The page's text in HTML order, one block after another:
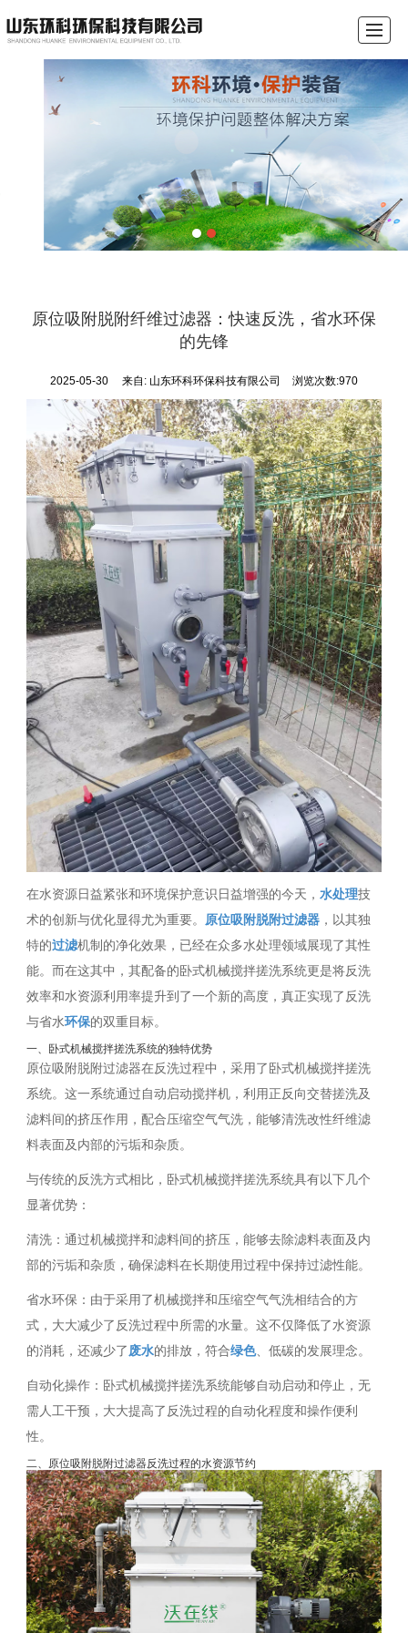
关于我们 产品展示 行业资讯成功案例 环保沃在线联系我们 环保税计算器
原位吸附脱附纤维过滤器：快速反洗，省水环保
的先锋
2025-05-30 来自: 山东环科环保科技有限公司 浏览次数:970
在水资源日益紧张和环境保护意识日益增强的今天，水处理技
术的创新与优化显得尤为重要。 原位吸附脱附过滤器 ，以其独
特的过滤机制的净化效果，已经在众多水处理领域展现了其性
能。而在这其中，其配备的卧式机械搅拌搓洗系统更是将反洗
效率和水资源利用率提升到了一个新的高度，真正实现了反洗
与省水环保的双重目标。
一、卧式机械搅拌搓洗系统的独特优势
原位吸附脱附过滤器在反洗过程中，采用了卧式机械搅拌搓洗
系统。这一系统通过自动启动搅拌机，利用正反向交替搓洗及
滤料间的挤压作用，配合压缩空气气洗，能够清洗改性纤维滤
料表面及内部的污垢和杂质。
与传统的反洗方式相比，卧式机械搅拌搓洗系统具有以下几个
显著优势：
清洗：通过机械搅拌和滤料间的挤压，能够去除滤料表面及内
部的污垢和杂质，确保滤料在长期使用过程中保持过滤性能。
省水环保：由于采用了机械搅拌和压缩空气气洗相结合的方
式，大大减少了反洗过程中所需的水量。这不仅降低了水资源
的消耗，还减少了废水的排放，符合绿色、低碳的发展理念。
自动化操作：卧式机械搅拌搓洗系统能够自动启动和停止，无
需人工干预，大大提高了反洗过程的自动化程度和操作便利
性。
二、原位吸附脱附过滤器反洗过程的水资源节约